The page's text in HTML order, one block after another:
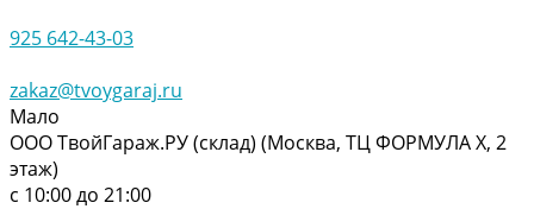
925 642-43-03
zakaz@tvoygaraj.ru
Мало
ООО ТвойГараж.РУ (склад) (Москва, ТЦ ФОРМУЛА Х, 2
этаж)
с 10:00 до 21:00